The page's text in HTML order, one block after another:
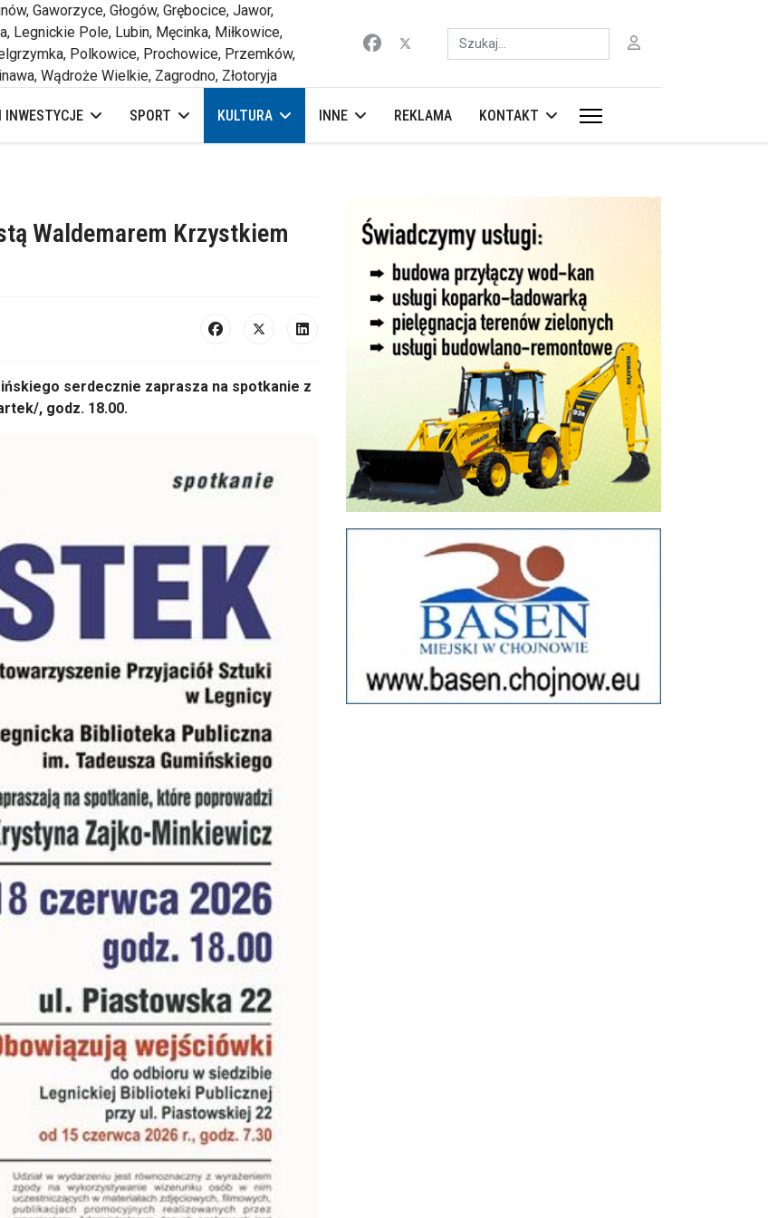
Gaworzyce, Głogów, Grębocice, Jawor,
Legnickie Pole, Lubin, Męcinka, Miłkowice,
Polkowice, Prochowice, Przemków,
Wądroże Wielkie, Zagrodno, Złotoryja
Szukaj
INWESTYCJE SPORT KULTURA INNE REKLAMA KONTAKT
Waldemarem Krzystkiem
serdecznie zaprasza na spotkanie z
, godz. 18.00.